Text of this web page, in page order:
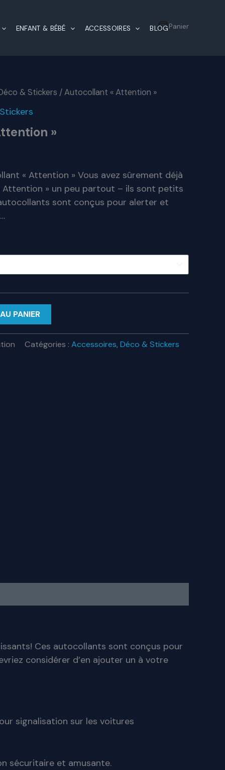
ENFANT & BÉBÉ ACCESSOIRES BLOGPanier
& Stickers / Autocollant « Attention »
»
« Attention » Vous avez sûrement déjà
Attention » un peu partout – ils sont petits
sont conçus pour alerter et
PANIER
Catégories : Accessoires, Déco & Stickers
Ces autocollants sont conçus pour
considérer d’en ajouter un à votre
signalisation sur les voitures
sécuritaire et amusante.